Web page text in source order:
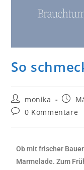
So
monika
0 Kommentare
Ob mit frischer
Marmelade. Zum